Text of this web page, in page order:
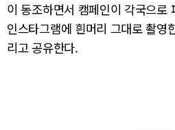
이 동조하면서 캠페인이 각국으로
인스타그램에 흰머리 그대로 촬영
리고 공유한다.